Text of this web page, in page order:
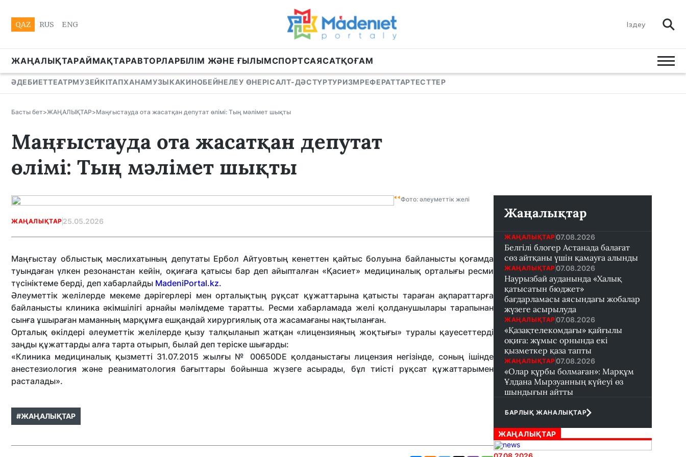
QAZ RUS ENG
ЖАҢАЛЫҚТАРАЙМАҚТАРАВТОРЛАРБІЛІМ ЖӘНЕ ҒЫЛЫМСПОРТСАЯСАТҚОҒАМ
ӘДЕБИЕТТЕАТРМУЗЕЙКІТАПХАНАМУЗЫКАКИНОБЕЙНЕЛЕУ ӨНЕРІСАЛТ-ДӘСТҮРТУРИЗМРЕФЕРАТТАРТЕСТТЕР
Басты бет>ЖАҢАЛЫҚТАР>Маңғыстауда ота жасатқан депутат өлімі: Тың мәлімет шықты
Маңғыстауда ота жасатқан депутат
өлімі: Тың мәлімет шықты
Фото: әлеуметтік желі
ЖАҢАЛЫҚТАР 25.05.2026
Маңғыстау облыстық мәслихатының депутаты Ербол Айтуовтың кенеттен қайтыс болуына байланысты қоғамда
туындаған үлкен резонанстан кейін, оқиғаға қатысы бар деп айыпталған «Қасиет» медициналық орталығы ресми
түсініктеме берді, деп хабарлайды MadeniPortal.kz.
Әлеуметтік желілерде мекеме дәрігерлері мен орталықтың рұқсат құжаттарына қатысты тараған ақпараттарға
байланысты клиника әкімшілігі арнайы мәлімдеме таратты. Ресми хабарламада желі қолданушылары тарапынан
сынға ұшыраған маманның марқұмға ешқандай хирургиялық ота жасамағаны нақтыланған.
Орталық өкілдері әлеуметтік желілерде қызу талқыланып жатқан «лицензияның жоқтығы» туралы қауесеттерді
заңды құжаттарды алға тарта отырып, былай деп теріске шығарды:
«Клиника медициналық қызметті 31.07.2015 жылғы № 00650DE қолданыстағы лицензия негізінде, соның ішінде
анестезиология және реаниматология бағыттары бойынша жүзеге асырады, бұл тиісті рұқсат құжаттарымен
расталады».
#ЖАҢАЛЫҚТАР
Жаңалықтар
ЖАҢАЛЫҚТАР 07.08.2026
Белгілі блогер Астанада балағат
сөз айтқаны үшін қамауға алынды
ЖАҢАЛЫҚТАР 07.08.2026
Наурызбай ауданында «Халық
қатысатын бюджет»
бағдарламасы аясындағы жобалар
жүзеге асырылуда
ЖАҢАЛЫҚТАР 07.08.2026
«Қазақтелекомдағы» қайғылы
оқиға: жұмыс орнында екі
қызметкер қаза тапты
ЖАҢАЛЫҚТАР 07.08.2026
«Олар құрбы болмаған»: Марқұм
Ұлдана Мырзуанның күйеуі өз
шындығын айтты
БАРЛЫҚ ЖАНАЛЫҚТАР
ЖАҢАЛЫҚТАР